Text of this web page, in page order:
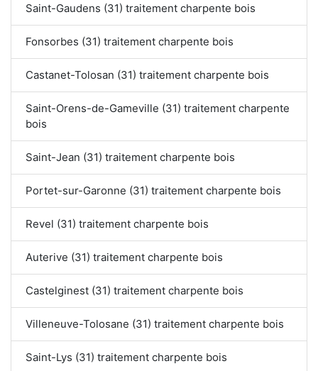
Saint-Gaudens (31) traitement charpente bois
Fonsorbes (31) traitement charpente bois
Castanet-Tolosan (31) traitement charpente bois
Saint-Orens-de-Gameville (31) traitement charpente
bois
Saint-Jean (31) traitement charpente bois
Portet-sur-Garonne (31) traitement charpente bois
Revel (31) traitement charpente bois
Auterive (31) traitement charpente bois
Castelginest (31) traitement charpente bois
Villeneuve-Tolosane (31) traitement charpente bois
Saint-Lys (31) traitement charpente bois